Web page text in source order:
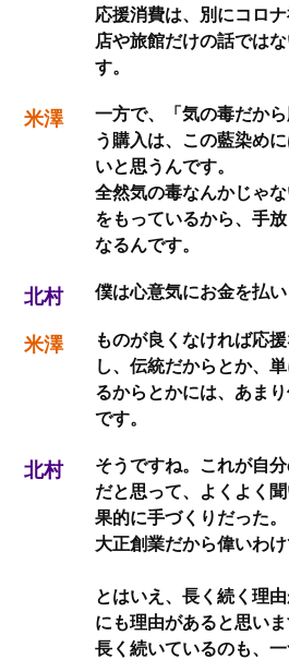
応援消費は、別にコロ
店や旅館だけの話では
す。
米澤
一方で、「気の毒だか
う購入は、この藍染め
いと思うんです。
全然気の毒なんかじゃ
をもっているから、手
なるんです。
北村 僕は心意気にお金を払い
米澤
ものが良くなければ応
し、伝統だからとか、
るからとかには、あま
です。
北村
そうですね。これが自
だと思って、よくよく
果的に手づくりだった。
大正創業だから偉いわけ
とはいえ、長く続く理
にも理由があると思いま
長く続いているのも、